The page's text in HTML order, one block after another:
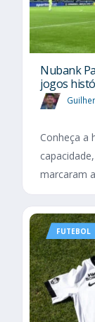
Nubank
jogos
Conheça a
marcaram
FUTEBOL